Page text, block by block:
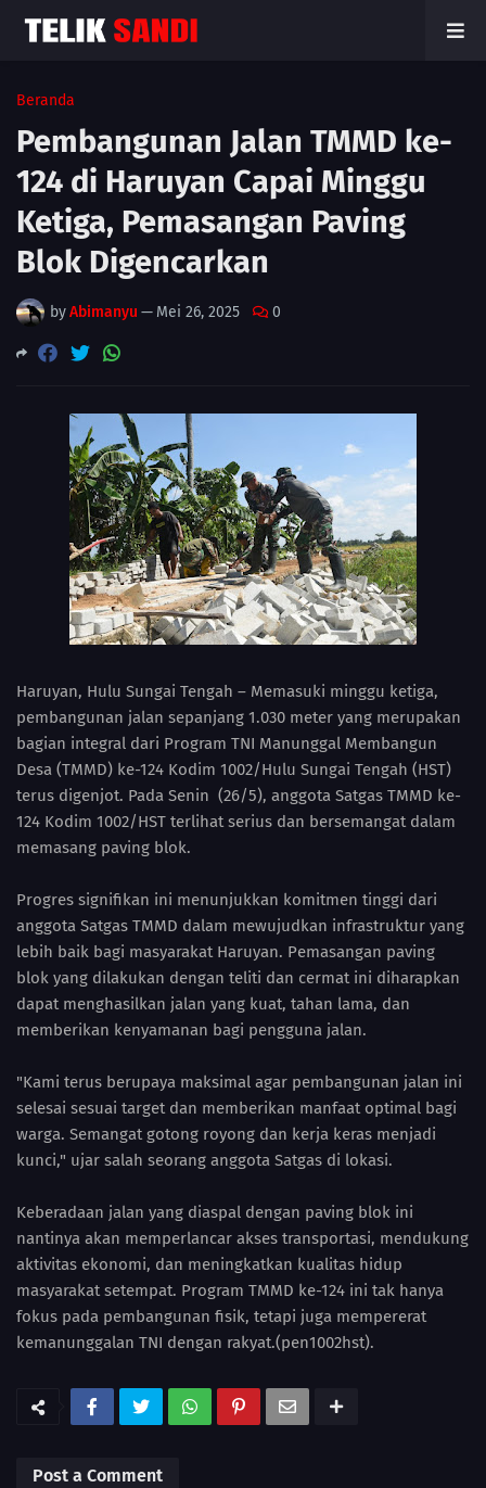
Beranda
Pembangunan Jalan TMMD ke-
124 di Haruyan Capai Minggu
Ketiga, Pemasangan Paving
Blok Digencarkan
byAbimanyu — Mei 26, 2025 0
Haruyan, Hulu Sungai Tengah – Memasuki minggu ketiga,
pembangunan jalan sepanjang 1.030 meter yang merupakan
bagian integral dari Program TNI Manunggal Membangun
Desa (TMMD) ke-124 Kodim 1002/Hulu Sungai Tengah (HST)
terus digenjot. Pada Senin (26/5), anggota Satgas TMMD ke-
124 Kodim 1002/HST terlihat serius dan bersemangat dalam
memasang paving blok.
Progres signifikan ini menunjukkan komitmen tinggi dari
anggota Satgas TMMD dalam mewujudkan infrastruktur yang
lebih baik bagi masyarakat Haruyan. Pemasangan paving
blok yang dilakukan dengan teliti dan cermat ini diharapkan
dapat menghasilkan jalan yang kuat, tahan lama, dan
memberikan kenyamanan bagi pengguna jalan.
"Kami terus berupaya maksimal agar pembangunan jalan ini
selesai sesuai target dan memberikan manfaat optimal bagi
warga. Semangat gotong royong dan kerja keras menjadi
kunci," ujar salah seorang anggota Satgas di lokasi.
Keberadaan jalan yang diaspal dengan paving blok ini
nantinya akan memperlancar akses transportasi, mendukung
aktivitas ekonomi, dan meningkatkan kualitas hidup
masyarakat setempat. Program TMMD ke-124 ini tak hanya
fokus pada pembangunan fisik, tetapi juga mempererat
kemanunggalan TNI dengan rakyat.(pen1002hst).
Post a Comment